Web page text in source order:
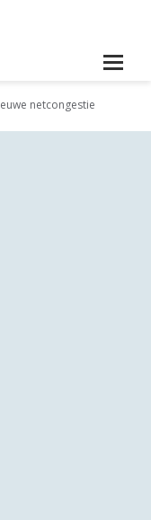
netcongestie